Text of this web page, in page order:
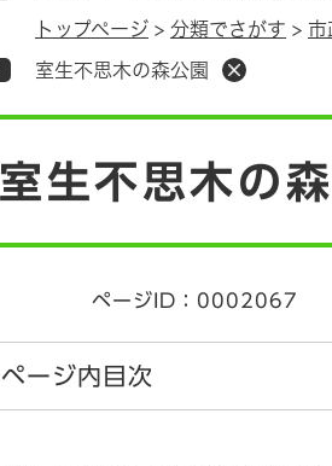
トップページ > 分類でさがす > 市
室生不思木の森公園
室生不思木の
ページID：0002067
ページ内目次